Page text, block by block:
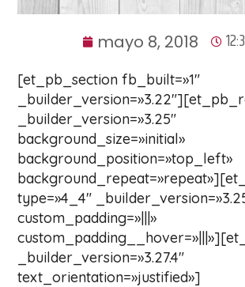
mayo 8, 2018
[et_pb_section fb_built=»1″
_builder_version=»3.25″
background_size=»initial»
background_position=»top_left»
type=»4_4″
custom_padding=»|||»
_builder_version=»3.27.4″
text_orientation=»justified»]